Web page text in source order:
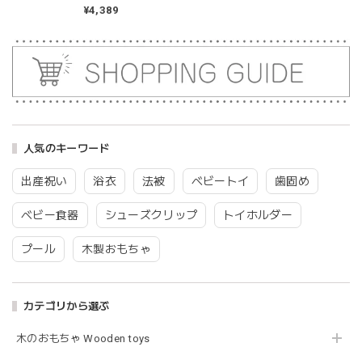
人気のキーワード
出産祝い 浴衣 法被 ベビートイ 歯固め
ベビー食器 シューズクリップ トイホルダー
プール 木製おもちゃ
カテゴリから選ぶ
木のおもちゃ Wooden toys
耳の部分が咥えやすいようでよく遊んでいます。木の部分は
ますが、見た目が可愛くて満足です。
gray
2026/03/26
グレーを購入しました！手持ちのビブより少し小さい作りで
したがかわいいので問題なし^ ^ありがとうございました♡
2026/02/21
¥4,389